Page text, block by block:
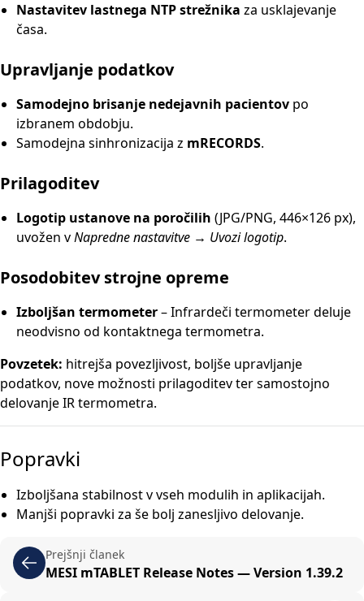
Nastavitev lastnega NTP strežnika za usklajevanje
časa.
Upravljanje podatkov
Samodejno brisanje nedejavnih pacientov po
izbranem obdobju.
Samodejna sinhronizacija z mRECORDS.
Prilagoditev
Logotip ustanove na poročilih (JPG/PNG, 446×126 px),
uvožen vNapredne nastavitve → Uvozi logotip.
Posodobitev strojne opreme
Izboljšan termometer– Infrardeči termometer deluje
neodvisno od kontaktnega termometra.
Povzetek: hitrejša povezljivost, boljše upravljanje
podatkov, nove možnosti prilagoditev ter samostojno
delovanje IR termometra.
Popravki
Izboljšana stabilnost v vseh modulih in aplikacijah.
Manjši popravki za še bolj zanesljivo delovanje.
Prejšnji članek
MESI mTABLET Release Notes — Version 1.39.2